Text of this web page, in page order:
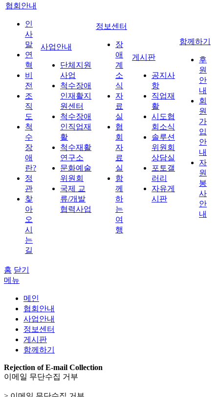
협회안내
인
사
말
연
혁
비
전
조
직
도
척
수
장
애
란?
정
관
찾
아
오
시
는
길
사업안내
단체지원
사업
척수장애
인재활지
원센터
척수장애
인직업재
활
척수재활
연구소
문화예술
위원회
국제 교
류/개발
협력사업
정보센터
장
애
계
소
식
자
료
실
협
회
자
료
실
함
께
하
는
여
행
게시판
공지사
항
직업재
활
시도협
회소식
솔루션
위원회
상담실
포토갤
러리
자유게
시판
함께하기
후
원
안
내
회
원
가
입
안
내
자
원
봉
사
안
내
홈 닫기
메뉴
메인
협회안내
사업안내
정보센터
게시판
함께하기
Rejection of E-mail Collection
이메일 무단수집 거부